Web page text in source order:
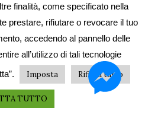
finalità, come specificato nella
prestare, rifiutare o revocare il tuo
accedendo al pannello delle
all’utilizzo di tali tecnologie
Imposta Rifiuta tutto
TUTTO